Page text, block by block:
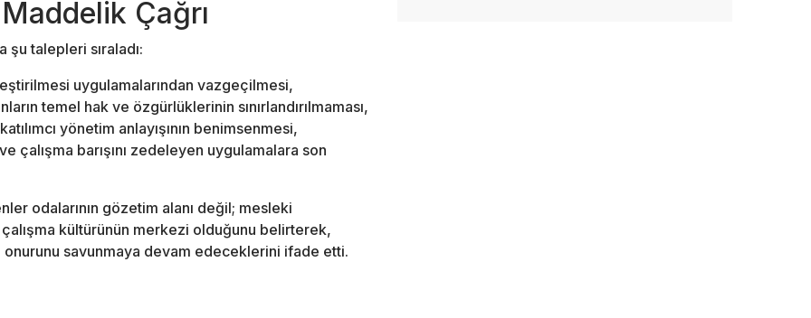
Çağrı
şu talepleri sıraladı:
uygulamalarından vazgeçilmesi,
temel hak ve özgürlüklerinin sınırlandırılmaması,
yönetim anlayışının benimsenmesi,
çalışma barışını zedeleyen uygulamalara son
odalarının gözetim alanı değil; mesleki
kültürünün merkezi olduğunu belirterek,
savunmaya devam edeceklerini ifade etti.